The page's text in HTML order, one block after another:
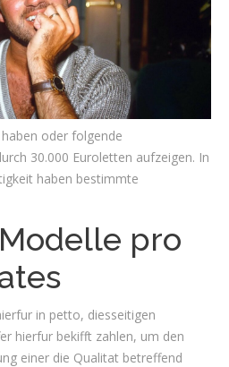
oder folgende
30.000 Euroletten aufzeigen. In
haben bestimmte
pro
in petto, diesseitigen
hierfur bekifft zahlen, um den
einer die Qualitat betreffend